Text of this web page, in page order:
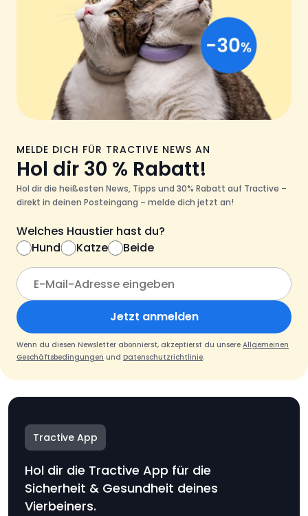
MELDE DICH FÜR TRACTIVE NEWS AN
Hol dir 30 % Rabatt!
Hol dir die heißesten News, Tipps und 30% Rabatt auf Tractive –
direkt in deinen Posteingang – melde dich jetzt an!
Welches Haustier hast du?
Hund
Katze Beide
Jetzt anmelden
Wenn du diesen Newsletter abonnierst, akzeptierst du unsere Allgemeinen
Geschäftsbedingungen und Datenschutzrichtlinie.
Tractive App
Hol dir die Tractive App für die
Sicherheit & Gesundheit deines
Vierbeiners.